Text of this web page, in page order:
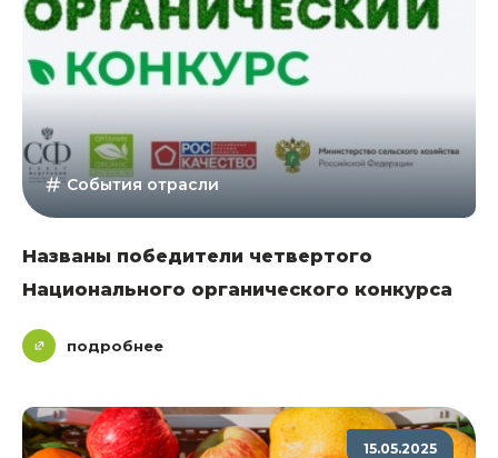
События отрасли
Названы победители четвертого
Национального органического конкурса
подробнее
15.05.2025